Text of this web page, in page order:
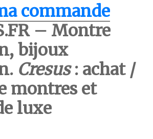
commande
– Montre
bijoux
Cresus: achat /
montres et
luxe